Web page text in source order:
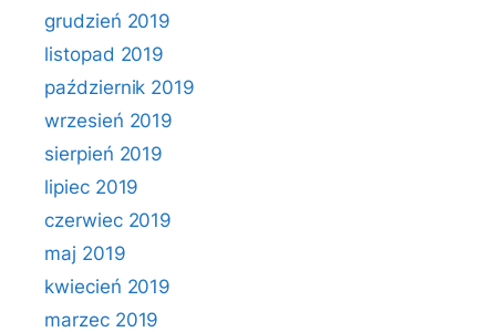
grudzień 2019
listopad 2019
październik 2019
wrzesień 2019
sierpień 2019
lipiec 2019
czerwiec 2019
maj 2019
kwiecień 2019
marzec 2019